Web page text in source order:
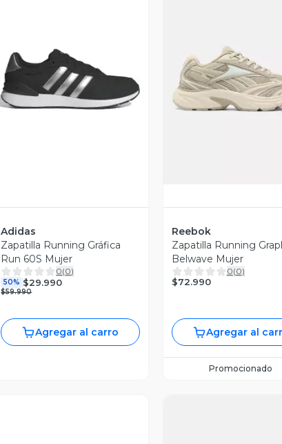
Vista Previa
Adidas
Zapatilla Running Gráfica
Run 60S Mujer
0(0)
50% $29.990
$59.990
Agregar al carro
Vista Previa
Reebok
Zapatilla Running
Belwave Mujer
0(0)
$72.990
Agregar al
Promocionado